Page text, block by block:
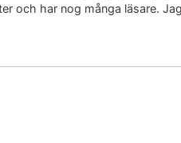
och har nog många läsare.